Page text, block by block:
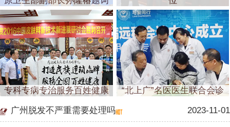
专科专病专治服务百姓健康 “北上广”名医医生联合会诊
广州脱发不严重需要处理吗 2023-11-01